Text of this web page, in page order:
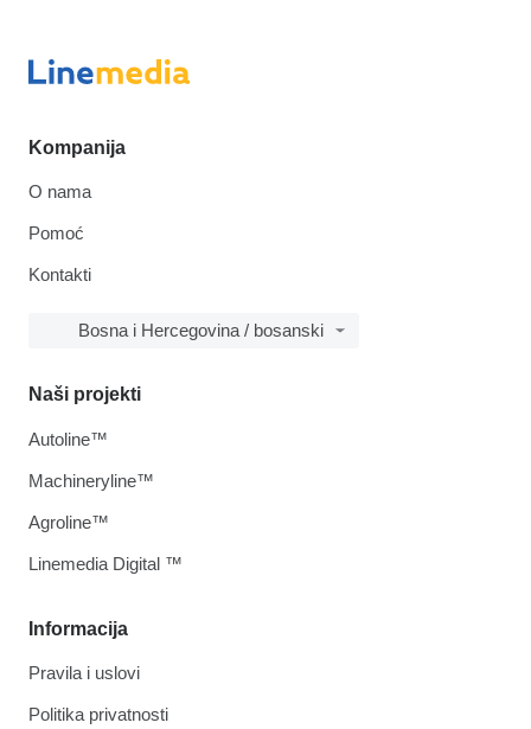
Kompanija
O nama
Pomoć
Kontakti
Bosna i Hercegovina / bosanski
Informacija
Pravila i uslovi
Politika privatnosti
Naši projekti
Autoline™
Machineryline™
Agroline™
Linemedia Digital ™